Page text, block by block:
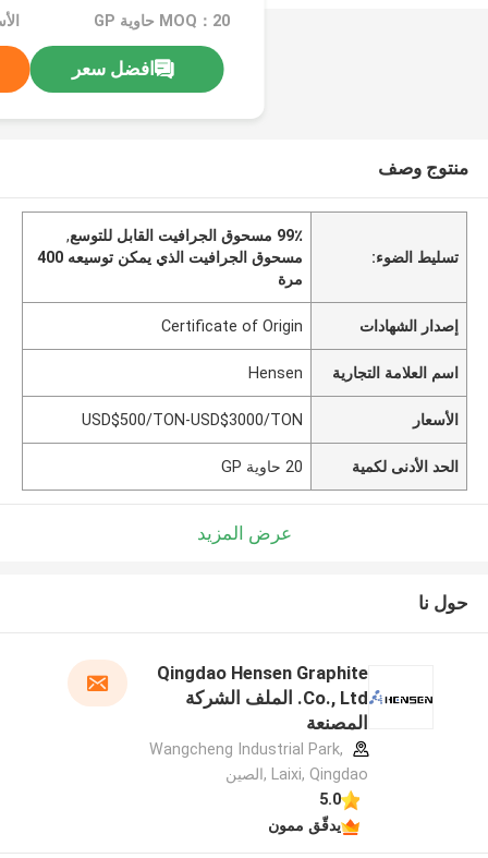
MOQ：20 حاوية GP
افضل سعر
منتوج وصف
تسليط الضوء:
99٪ مسحوق الجرافيت القابل للتوسع
,
مسحوق الجرافيت الذي يمكن توسيعه 400
مرة
إصدار الشهادات Certificate of Origin
اسم العلامة التجارية Hensen
الأسعار USD$500/TON-USD$3000/TON
الحد الأدنى لكمية 20 حاوية GP
عرض المزيد
حول نا
Qingdao Hensen Graphite
Co., Ltd. الملف الشركة
المصنعة
Wangcheng Industrial Park,
Laixi, Qingdao ,الصين
5.0
يدقّق ممون